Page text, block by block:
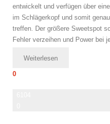
entwickelt und verfügen über
im Schlägerkopf und somit
treffen. Der größere Sweetspot
Fehler verzeihen und Power bei
Weiterlesen
0